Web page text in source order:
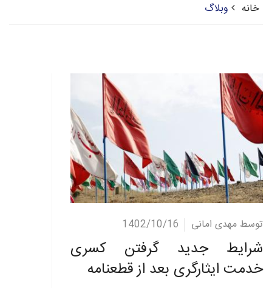
خانه وبلاگ
ادامه مطلب توسط مهدی امانی 1402/10/16
شرایط جدید گرفتن کسری
خدمت ایثارگری بعد از قطعنامه